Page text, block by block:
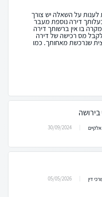
על השאלה יש צורך
דירה נוספת מעבר
בו אין ברשותך דירה
לקבל מס רכישה של דירה
שנרכשת מאחותך. כמו
30/09/2024
דין 05/05/2026